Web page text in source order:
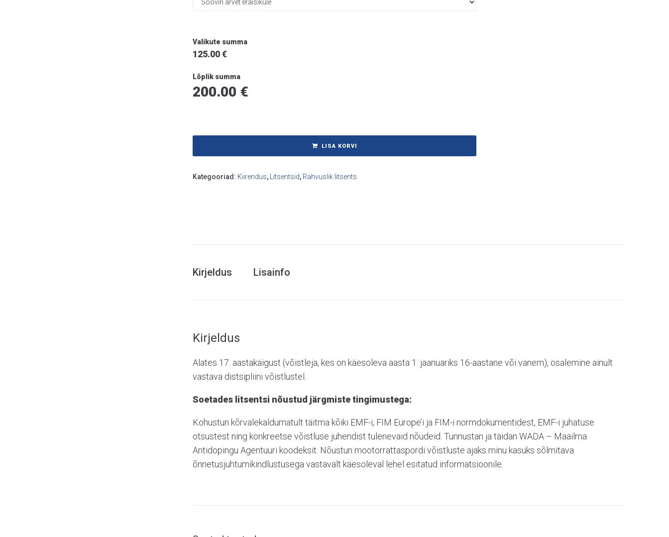
Valikute summa
125.00 €
Lõplik summa
200.00 €
LISA KORVI
Kategooriad: Kiirendus, Litsentsid, Rahvuslik litsents
Kirjeldus Lisainfo
Kirjeldus
Alates 17. aastakäigust (võistleja, kes on käesoleva aasta 1. jaanuariks 16-aastane või vanem), osalemine ainult
vastava distsipliini võistlustel.
Soetades litsentsi nõustud järgmiste tingimustega:
Kohustun kõrvalekaldumatult täitma kõiki EMF-i, FIM Europe’i ja FIM-i normdokumentidest, EMF-i juhatuse
otsustest ning konkreetse võistluse juhendist tulenevaid nõudeid. Tunnustan ja täidan WADA – Maailma
Antidopingu Agentuuri koodeksit. Nõustun mootorrattaspordi võistluste ajaks minu kasuks sõlmitava
õnnetusjuhtumikindlustusega vastavalt käesoleval lehel esitatud informatsioonile.